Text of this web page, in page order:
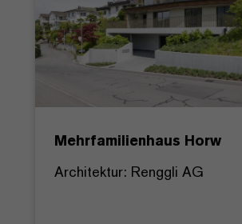
Mehrfamilienhaus Horw
Architektur: Renggli AG